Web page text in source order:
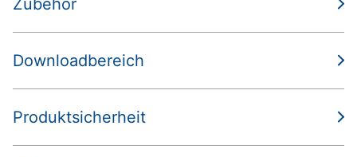
Downloadbereich
Produktsicherheit